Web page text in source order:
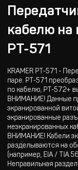
кабелю на
PT-571
KRAMER PT-571 -
паре. PT-571
по кабелю, PT-572+
ВНИМАНИЕ! Данные
экранированной
экранированные
неэкранированных
ВНИМАНИЕ! Кабели
разделываются на
(например, EIA / TIA
Неправильная